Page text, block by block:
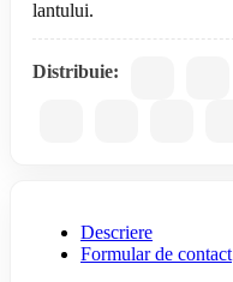
Distribuie:
Descriere
Formular de contact